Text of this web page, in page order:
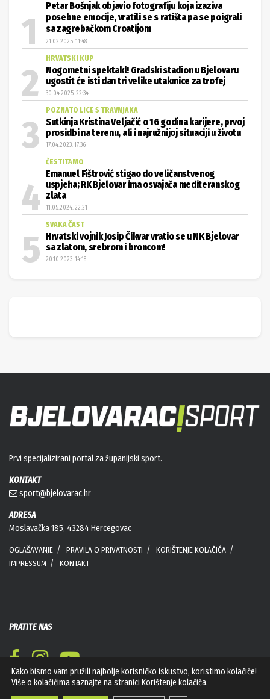
Petar Bošnjak objavio fotografiju koja izaziva
posebne emocije, vratili se s ratišta pa se poigrali
sa zagrebačkom Croatijom
21.02.2025. 11:48
HRVATSKI KUP
Nogometni spektakl! Gradski stadion u Bjelovaru
ugostit će isti dan tri velike utakmice za trofej
30.04.2025. 22:34
POZNATO LICE S TRAVNJAKA
Sutkinja Kristina Veljačić o 16 godina karijere, prvoj
prosidbi na terenu, ali i najružnijoj situaciji u životu
17.04.2023. 17:36
ČESTITAMO
Emanuel Fištrović stigao do veličanstvenog
uspjeha; RK Bjelovar ima osvajača mediteranskog
zlata
11.05.2024. 22:21
SVAKA ČAST
Hrvatski vojnik Josip Čikvar vratio se u NK Bjelovar
sa zlatom, srebrom i broncom!
20.10.2023. 14:18
Prvi specijalizirani portal za županijski sport.
KONTAKT
sport@bjelovarac.hr
ADRESA
Moslavačka 185, 43284 Hercegovac
OGLAŠAVANJE PRAVILA O PRIVATNOSTI
KORIŠTENJE KOLAČIĆA
IMPRESSUM
KONTAKT
PRATITE NAS
Kako bismo vam pružili najbolje korisničko iskustvo, koristimo kolačiće!
Više o kolačićima saznajte na stranici Korištenje kolačića.